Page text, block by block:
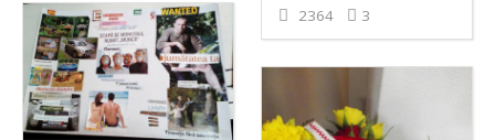
2364 3